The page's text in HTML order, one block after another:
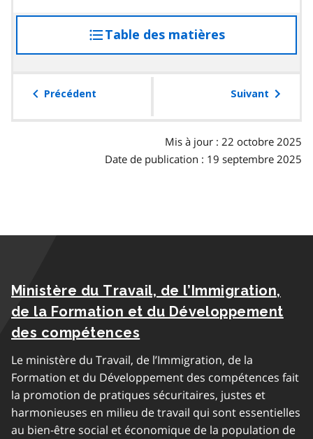
Table des matières
à
table
Précédent Suivant
Mis à jour : 22 octobre 2025
Date de publication : 19 septembre 2025
Ministère du Travail, de l’Immigration,
de la Formation et du Développement
des compétences
Le ministère du Travail, de l’Immigration, de la
Formation et du Développement des compétences fait
la promotion de pratiques sécuritaires, justes et
harmonieuses en milieu de travail qui sont essentielles
au bien-être social et économique de la population de